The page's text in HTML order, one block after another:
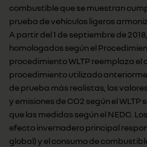
combustible que se muestran
prueba de vehículos ligeros
A partir del 1 de septiembre de
homologados según el
procedimiento WLTP reemplaza el
procedimiento utilizado
de prueba más realistas, los
y emisiones de CO2 según el
que las medidas según el NEDC.
efecto invernadero principal
global) y el consumo de